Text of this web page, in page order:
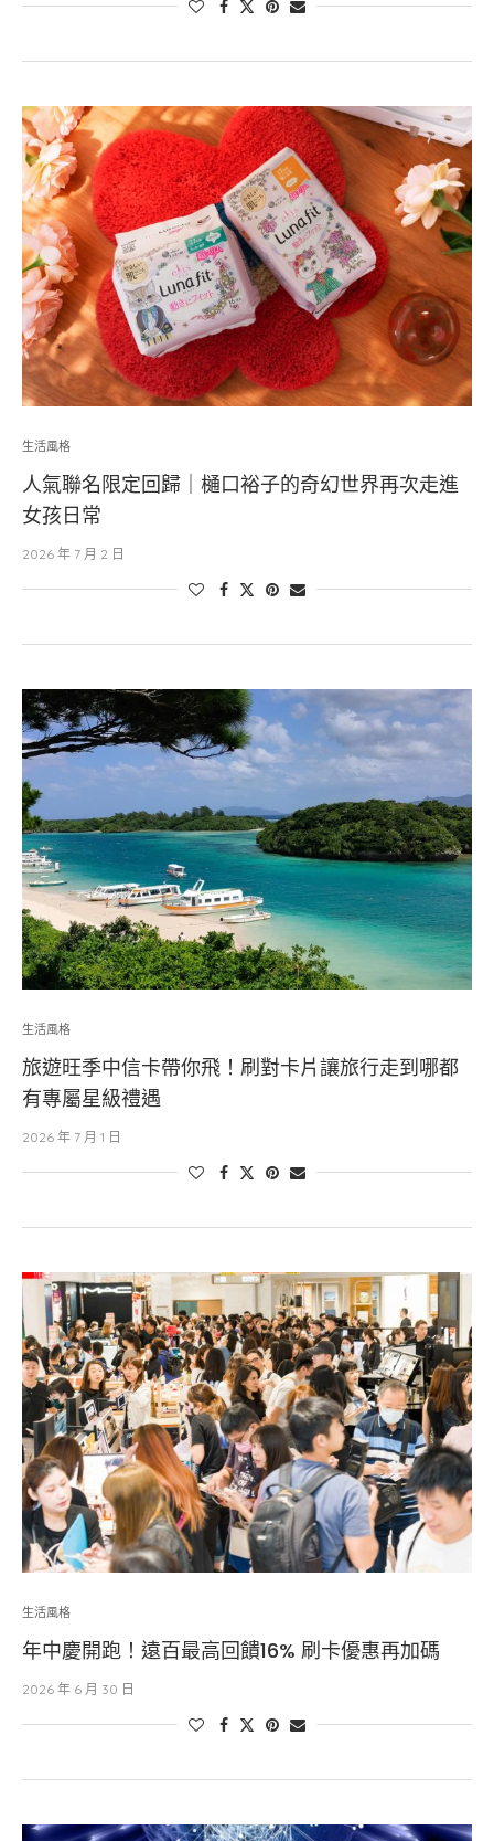
生活風格
人氣聯名限定回歸｜樋口裕子的奇幻世界再次走進
女孩日常
2026 年 7 月 2 日
生活風格
旅遊旺季中信卡帶你飛！刷對卡片讓旅行走到哪都
有專屬星級禮遇
2026 年 7 月 1 日
生活風格
年中慶開跑！遠百最高回饋16% 刷卡優惠再加碼
2026 年 6 月 30 日